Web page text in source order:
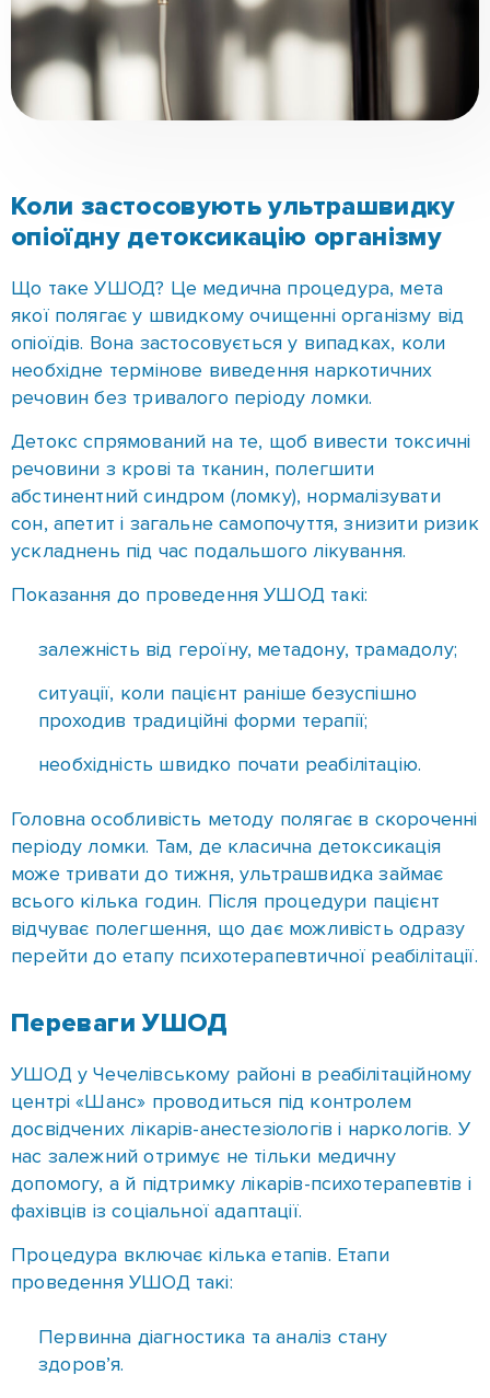
наркологів.
Ультрашвидка опіоїдна детоксикація (УШОД)
проводиться в стаціонарі та спрямована на те,
щоб у максимально короткі терміни вивести
антагоністів, які блокують вплив наркотиків на
рецептори мозку. Пацієнт занурюється в
медикаментозний сон, що дає змогу пройти
через найважчий етап абстиненції без сильних
больових відчуттів. У середньому, процедура
триває 6-8 годин, після чого людина поступово
виходить із наркозу під наглядом фахівців.
Коли застосовують ультрашвидку
опіоїдну детоксикацію організму
Що таке УШОД? Це медична процедура, мета
якої полягає у швидкому очищенні організму від
опіоїдів. Вона застосовується у випадках, коли
необхідне термінове виведення наркотичних
Детокс спрямований на те, щоб вивести токсичні
речовини з крові та тканин, полегшити
абстинентний синдром (ломку), нормалізувати
сон, апетит і загальне самопочуття, знизити ризик
ускладнень під час подальшого лікування.
Показання до проведення УШОД такі:
залежність від героїну, метадону, трамадолу;
ситуації, коли пацієнт раніше безуспішно
необхідність швидко почати реабілітацію.